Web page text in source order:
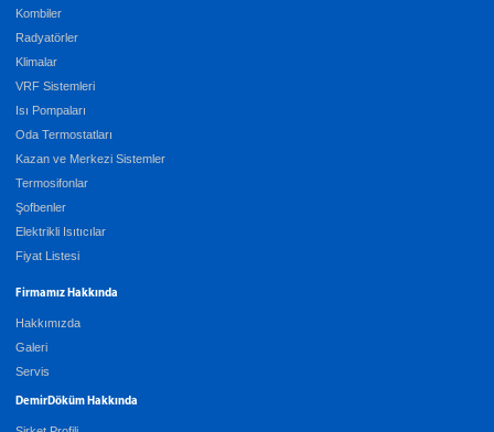
Kombiler
Radyatörler
Klimalar
VRF Sistemleri
Isı Pompaları
Oda Termostatları
Kazan ve Merkezi Sistemler
Termosifonlar
Şofbenler
Elektrikli Isıtıcılar
Fiyat Listesi
Firmamız Hakkında
Hakkımızda
Galeri
Servis
DemirDöküm Hakkında